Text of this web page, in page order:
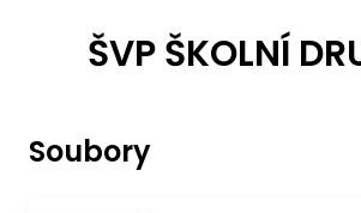
ŠVP ŠKOLNÍ
Soubory